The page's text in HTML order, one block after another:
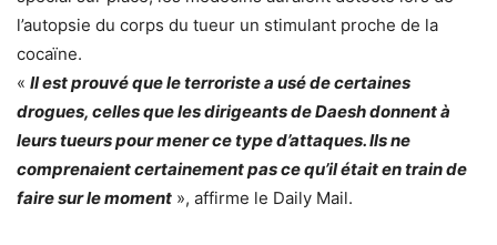
l’autopsie du corps du tueur un stimulant proche de la
cocaïne.
« Il est prouvé que le terroriste a usé de certaines
drogues, celles que les dirigeants de Daesh donnent à
leurs tueurs pour mener ce type d’attaques. Ils ne
comprenaient certainement pas ce qu’il était en train de
faire sur le moment », affirme le Daily Mail.